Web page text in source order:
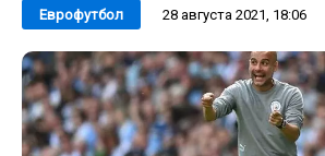
Еврофутбол 28 августа 2021, 18:06